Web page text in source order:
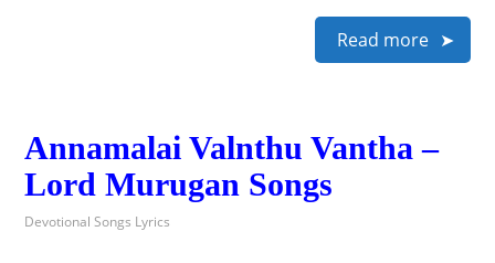
Read more
Annamalai Valnthu Vantha –
Lord Murugan Songs
Devotional Songs Lyrics